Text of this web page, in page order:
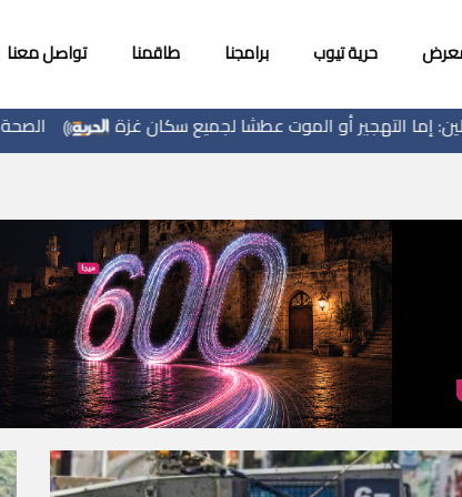
حرية تيوب برامجنا طاقمنا تواصل معنا
الصحة في غزة: أكثر من 58 ألف إصابة بجدري الماء منذ بداية 2026 وتحذير من تفشٍ وبائي الموت عطشا لجميع سكان غزة